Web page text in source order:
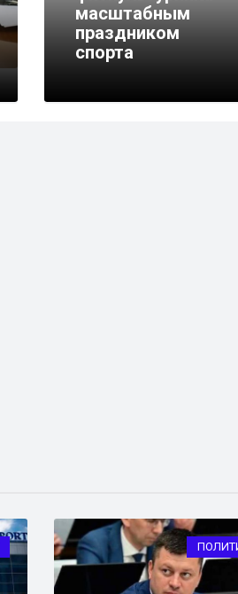
В Нуримановском
комплекс
ZaПобеду!
масштабным
праздником
спорта